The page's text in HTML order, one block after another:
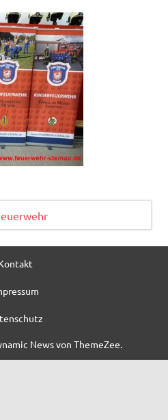
News von ThemeZee.